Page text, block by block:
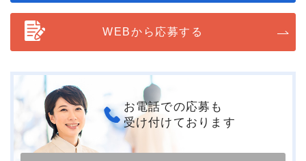
WEBから応募する
お電話での応募も
受け付けております